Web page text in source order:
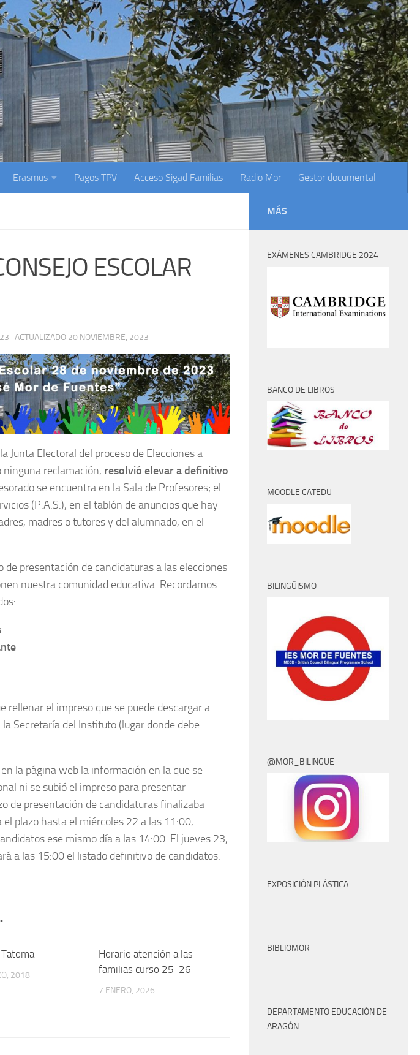
Erasmus Pagos TPV Acceso Sigad Familias Radio Mor Gestor documental
ESCOLAR
· ACTUALIZADO 20 NOVIEMBRE, 2023
Junta Electoral del proceso de Elecciones a
ninguna reclamación, resolvió elevar a definitivo
se encuentra en la Sala de Profesores; el
(P.A.S.), en el tablón de anuncios que hay
madres o tutores y del alumnado, en el
presentación de candidaturas a las elecciones
nuestra comunidad educativa. Recordamos
rellenar el impreso que se puede descargar a
Secretaría del Instituto (lugar donde debe
la página web la información en la que se
ni se subió el impreso para presentar
de presentación de candidaturas finalizaba
plazo hasta el miércoles 22 a las 11:00,
ese mismo día a las 14:00. El jueves 23,
a las 15:00 el listado definitivo de candidatos.
2018
Horario atención a las
familias curso 25-26
7 ENERO, 2026
MÁS
EXÁMENES CAMBRIDGE 2024
BANCO DE LIBROS
MOODLE CATEDU
BILINGÜISMO
@MOR_BILINGUE
EXPOSICIÓN PLÁSTICA
BIBLIOMOR
DEPARTAMENTO EDUCACIÓN DE
ARAGÓN